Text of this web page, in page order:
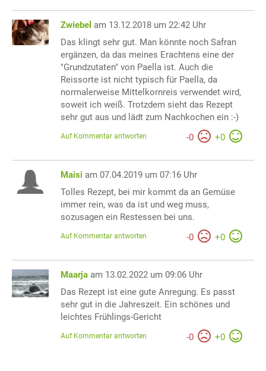
Zwiebel am 13.12.2018 um 22:42 Uhr
Das klingt sehr gut. Man könnte noch Safran
ergänzen, da das meines Erachtens eine der
"Grundzutaten" von Paella ist. Auch die
Reissorte ist nicht typisch für Paella, da
normalerweise Mittelkornreis verwendet wird,
soweit ich weiß. Trotzdem sieht das Rezept
sehr gut aus und lädt zum Nachkochen ein :-)
-0 +0
Auf Kommentar antworten
Maisi am 07.04.2019 um 07:16 Uhr
Tolles Rezept, bei mir kommt da an Gemüse
immer rein, was da ist und weg muss,
sozusagen ein Restessen bei uns.
-0 +0
Auf Kommentar antworten
Maarja am 13.02.2022 um 09:06 Uhr
Das Rezept ist eine gute Anregung. Es passt
sehr gut in die Jahreszeit. Ein schönes und
leichtes Frühlings-Gericht
-0 +0
Auf Kommentar antworten